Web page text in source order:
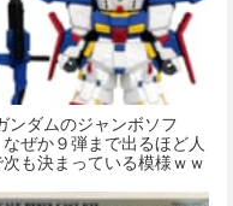
ンダムのジャンボソフ
なぜか９弾まで出るほど人
次も決まっている模様ｗｗ